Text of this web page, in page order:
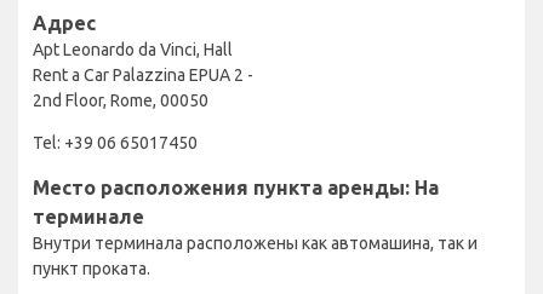
Адрес
Apt Leonardo da Vinci, Hall
Rent a Car Palazzina EPUA 2 -
2nd Floor, Rome, 00050
Tel: +39 06 65017450
Место расположения пункта аренды: На
терминале
Внутри терминала расположены как автомашина, так и
пункт проката.